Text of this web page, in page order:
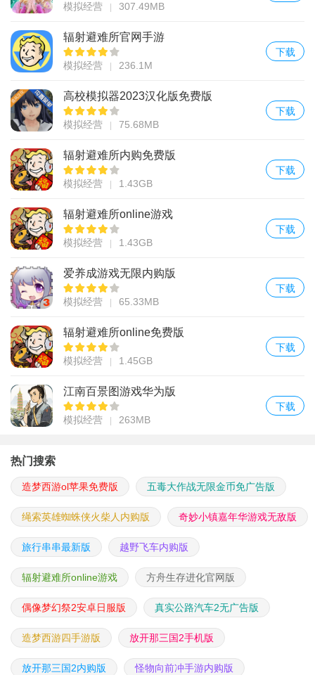
模拟经营 307.49MB
辐射避难所官网手游
模拟经营 236.1M
下载
高校模拟器2023汉化版免费版
模拟经营 75.68MB
下载
辐射避难所内购免费版
模拟经营 1.43GB
下载
辐射避难所online游戏
模拟经营 1.43GB
下载
爱养成游戏无限内购版
模拟经营 65.33MB
下载
辐射避难所online免费版
模拟经营 1.45GB
下载
江南百景图游戏华为版
模拟经营 263MB
下载
热门搜索
造梦西游ol苹果免费版 五毒大作战无限金币免广告版
绳索英雄蜘蛛侠火柴人内购版 奇妙小镇嘉年华游戏无敌版
旅行串串最新版 越野飞车内购版
辐射避难所online游戏 方舟生存进化官网版
偶像梦幻祭2安卓日服版 真实公路汽车2无广告版
造梦西游四手游版 放开那三国2手机版
放开那三国2内购版 怪物向前冲手游内购版